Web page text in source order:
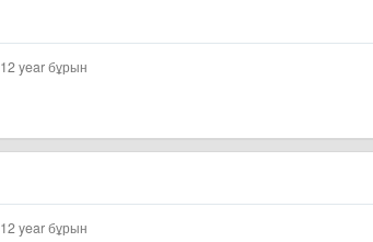
12 year бұрын
12 year бұрын